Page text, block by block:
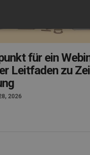
für ein
Leitfaden zu
2026